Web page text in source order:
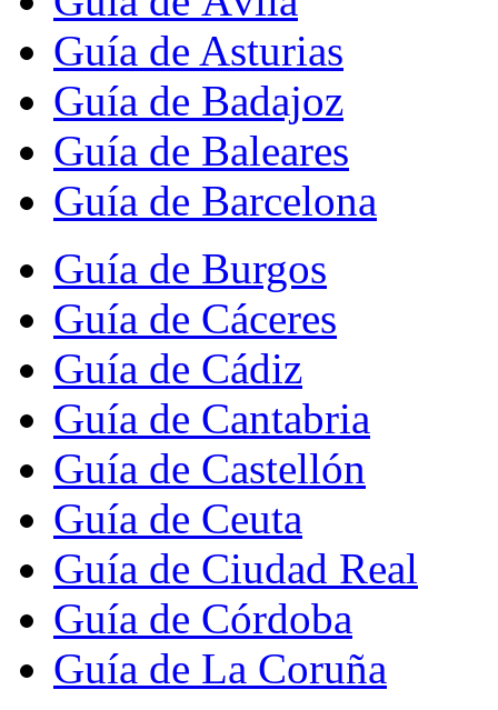
Guía de Asturias
Guía de Badajoz
Guía de Baleares
Guía de Barcelona
Guía de Burgos
Guía de Cáceres
Guía de Cádiz
Guía de Cantabria
Guía de Castellón
Guía de Ceuta
Guía de Ciudad Real
Guía de Córdoba
Guía de La Coruña